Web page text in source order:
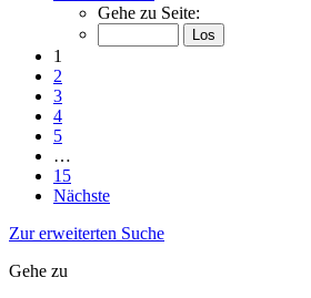
Gehe zu Seite:
1
2
3
4
5
…
15
Nächste
Zur erweiterten Suche
Gehe zu